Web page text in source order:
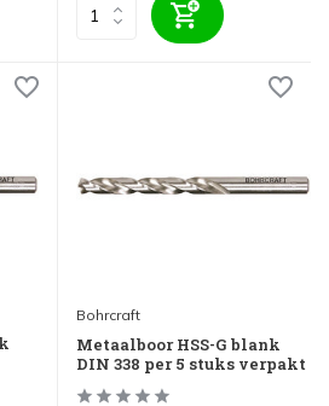
Bohrcraft
Metaalboor HSS-G blank
DIN 338 per 5 stuks verpakt